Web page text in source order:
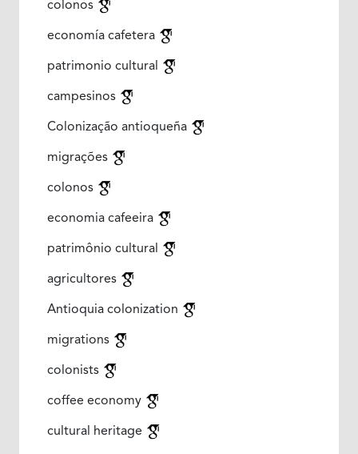
colonos
economía cafetera
patrimonio cultural
campesinos
Colonização antioqueña
migrações
colonos
economia cafeeira
patrimônio cultural
agricultores
Antioquia colonization
migrations
colonists
coffee economy
cultural heritage